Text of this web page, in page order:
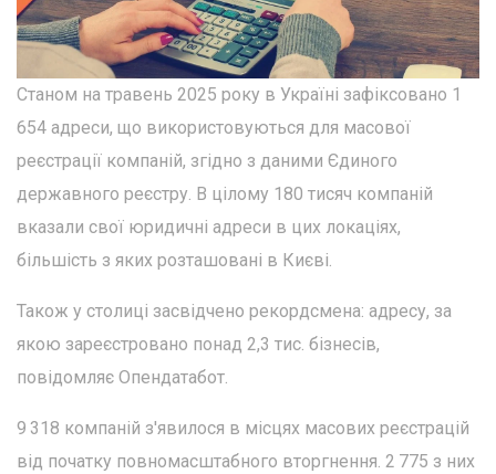
Станом на травень 2025 року в Україні зафіксовано 1
654 адреси, що використовуються для масової
реєстрації компаній, згідно з даними Єдиного
державного реєстру. В цілому 180 тисяч компаній
вказали свої юридичні адреси в цих локаціях,
більшість з яких розташовані в Києві.
Також у столиці засвідчено рекордсмена: адресу, за
якою зареєстровано понад 2,3 тис. бізнесів,
повідомляє Опендатабот.
9 318 компаній з'явилося в місцях масових реєстрацій
від початку повномасштабного вторгнення. 2 775 з них